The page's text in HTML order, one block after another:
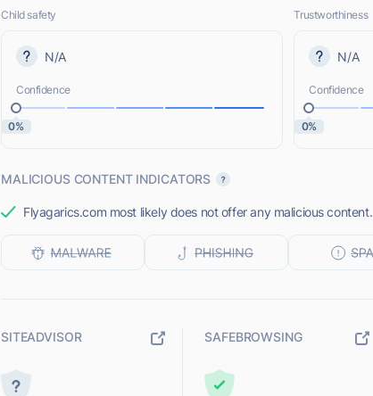
Child safety
N/A
Confidence
0%
Trustworthiness
N/A
Confidence
0%
MALICIOUS CONTENT INDICATORS
Flyagarics.com most likely does not offer any malicious content.
SITEADVISOR SAFEBROWSING